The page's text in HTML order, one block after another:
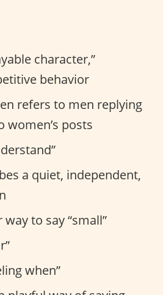
character,”
behavior
refers to men replying
women’s posts
a quiet, independent,
to say “small”
when”